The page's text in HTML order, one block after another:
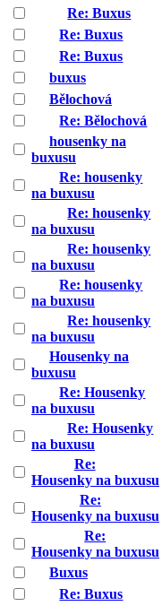
Re: Buxus
Re: Buxus
Re: Buxus
buxus
Bělochová
Re: Bělochová
housenky na
buxusu
Re: housenky
na buxusu
Re: housenky
na buxusu
Re: housenky
na buxusu
Re: housenky
na buxusu
Re: housenky
na buxusu
Housenky na
buxusu
Re: Housenky
na buxusu
Re: Housenky
na buxusu
Re:
Housenky na buxusu
Re:
Housenky na buxusu
Re:
Housenky na buxusu
Buxus
Re: Buxus